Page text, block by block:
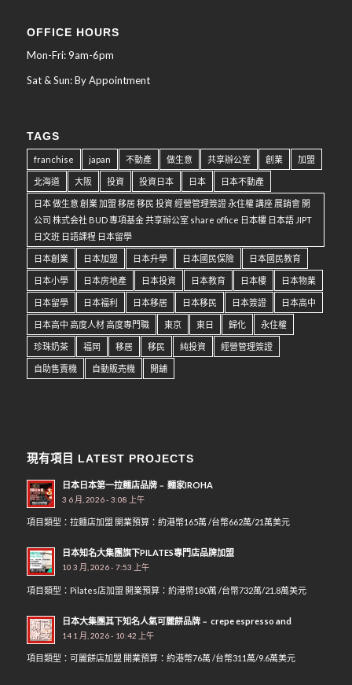
OFFICE HOURS
Mon-Fri: 9am-6pm
Sat & Sun: By Appointment
TAGS
franchise japan 不動產 做生意 共享辦公室 創業 加盟
北海道 大阪 投資 投資日本 日本 日本不動產
日本 做生意 創業 加盟 移居 移民 投資 經營管理簽證 永住權 講座 展銷會 開
公司 株式会社 BUD 專項基金 共享辦公室 share office 日本樓 日本語 JIPT
日文班 日語課程 日本留學
日本創業 日本加盟 日本升學 日本國民保險 日本國民教育
日本小學 日本房地產 日本投資 日本教育 日本樓 日本物業
日本留學 日本福利 日本移居 日本移民 日本簽證 日本高中
日本高中 高度人材 高度專門職 東京 東日 歸化 永住權
珍珠奶茶 福岡 移居 移民 純投資 經營管理簽證
自助售賣機 自動販売機 開舖
現有項目 LATEST PROJECTS
日本日本第一拉麵店品牌﹣ 麵家IROHA
3 6 月, 2026 - 3:08 上午
項目類型：拉麵店加盟 開業預算：約港幣165萬 /台幣662萬/21萬美元
日本知名大集團旗下PILATES專門店品牌加盟
10 3 月, 2026 - 7:53 上午
項目類型：Pilates店加盟 開業預算：約港幣180萬 /台幣732萬/21.8萬美元
日本大集團其下知名人氣可麗餅品牌﹣ crepe espresso and
14 1 月, 2026 - 10:42 上午
項目類型：可麗餅店加盟 開業預算：約港幣76萬 /台幣311萬/9.6萬美元